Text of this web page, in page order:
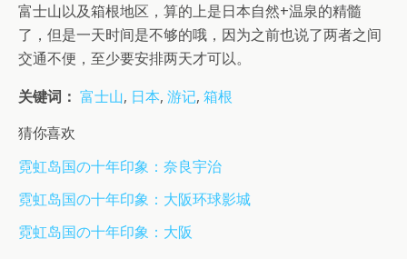
富士山以及箱根地区，算的上是日本自然+温泉的精髓
了，但是一天时间是不够的哦，因为之前也说了两者之间
交通不便，至少要安排两天才可以。
关键词： 富士山, 日本, 游记, 箱根
猜你喜欢
霓虹岛国の十年印象：奈良宇治
霓虹岛国の十年印象：大阪环球影城
霓虹岛国の十年印象：大阪